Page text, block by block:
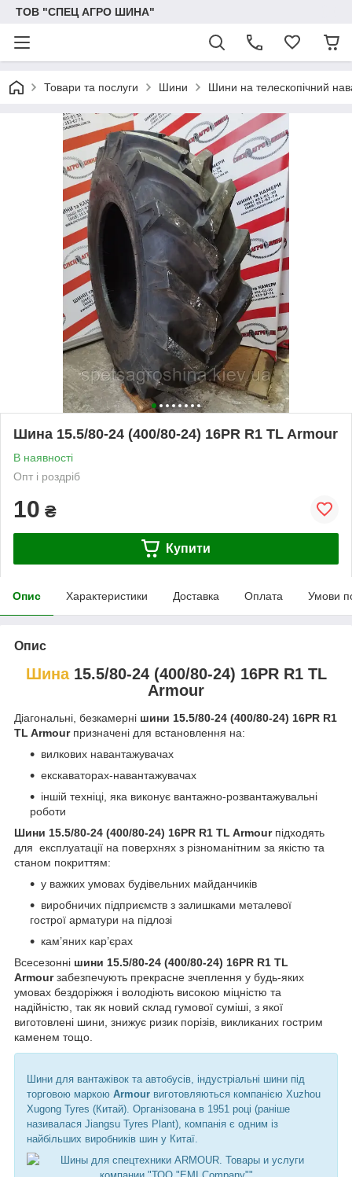
ТОВ "СПЕЦ АГРО ШИНА"
Товари та послуги Шини Шини на телескопічний
Шина 15.5/80-24 (400/80-24) 16PR R1 TL Armour
В наявності
Опт і роздріб
10 ₴
Купити
Опис Характеристики Доставка Оплата Умови
Опис
Шина15.5/80-24 (400/80-24) 16PR R1 TL
Armour
Діагональні, безкамерні шини 15.5/80-24 (400/80-24) 16PR R1
TL Armour призначені для встановлення на:
вилкових навантажувачах
екскаваторах-навантажувачах
іншій техніці, яка виконує вантажно-розвантажувальні
роботи
Шини 15.5/80-24 (400/80-24) 16PR R1 TL Armour підходять
для експлуатації на поверхнях з різноманітним за якістю та
станом покриттям:
у важких умовах будівельних майданчиків
виробничих підприємств з залишками металевої
гострої арматури на підлозі
кам’яних кар’єрах
Всесезонні шини 15.5/80-24 (400/80-24) 16PR R1 TL
Armourзабезпечують прекрасне зчеплення у будь-яких
умовах бездоріжжя і володіють високою міцністю та
надійністю, так як новий склад гумової суміші, з якої
виготовлені шини, знижує ризик порізів, викликаних гострим
каменем тощо.
Шини для вантажівок та автобусів, індустріальні шини під
торговою маркою Armour виготовляються компанією Xuzhou
Xugong Tyres (Китай). Організована в 1951 році (раніше
називалася Jiangsu Tyres Plant), компанія є одним із
найбільших виробників шин у Китаї.